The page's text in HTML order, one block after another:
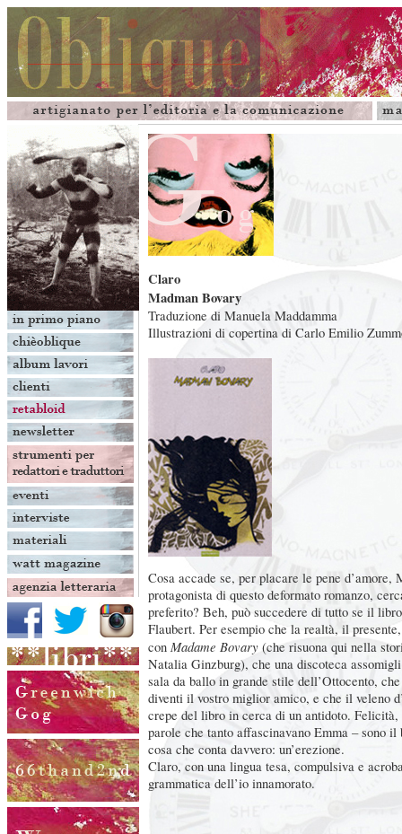
Claro
Madman Bovary
Traduzione di Manuela Maddamma
Illustrazioni di copertina di Carlo Emilio
Cosa accade se, per placare le pene d’amore,
protagonista di questo deformato romanzo,
preferito? Beh, può succedere di tutto se il
Flaubert. Per esempio che la realtà, il
con Madame Bovary (che risuona qui nella
Natalia Ginzburg), che una discoteca
sala da ballo in grande stile dell’Ottocento,
diventi il vostro miglior amico, e che il veleno
crepe del libro in cerca di un antidoto. Felicità,
parole che tanto affascinavano Emma – sono
cosa che conta davvero: un’erezione.
Claro, con una lingua tesa, compulsiva e
grammatica dell’io innamorato.